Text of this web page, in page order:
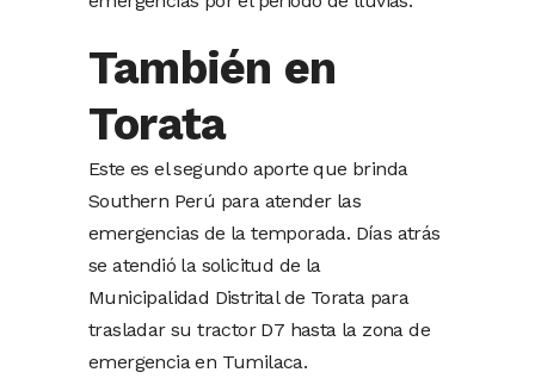
También en
Torata
Este es el segundo aporte que brinda
Southern Perú para atender las
emergencias de la temporada. Días atrás
se atendió la solicitud de la
Municipalidad Distrital de Torata para
trasladar su tractor D7 hasta la zona de
emergencia en Tumilaca.